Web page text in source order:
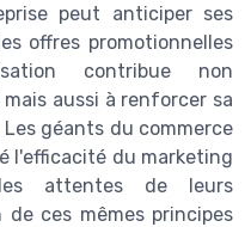
peut anticiper ses
offres promotionnelles
contribue non
aussi à renforcer sa
géants du commerce
l'efficacité du marketing
attentes de leurs
de ces mêmes principes